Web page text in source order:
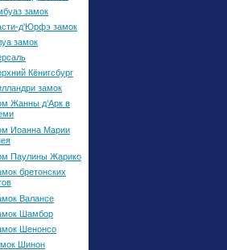
замок
д'Юрфэ замок
замок
Кёнигсбург
замок
Жанны д’Арк в
Иоанна Марии
Паулины Жарико
бретонских
Валансе
Шамбор
Шенонсо
Шинон